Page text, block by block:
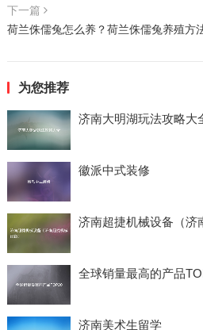
下一篇
荷兰侏儒兔怎么养？荷兰侏儒兔养殖方
为您推荐
济南大明湖玩法攻略大
徽派中式装修
济南超捷机械设备（济
全球销量最高的产品
济南美术生留学